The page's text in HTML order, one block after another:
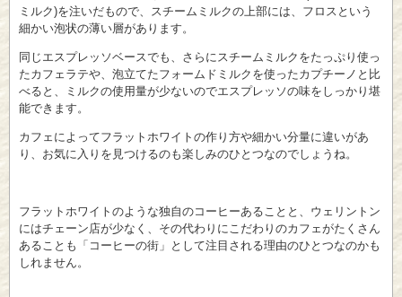
ミルク)を注いだもので、スチームミルクの上部には、フロスという
細かい泡状の薄い層があります。
同じエスプレッソベースでも、さらにスチームミルクをたっぷり使っ
たカフェラテや、泡立てたフォームドミルクを使ったカプチーノと比
べると、ミルクの使用量が少ないのでエスプレッソの味をしっかり堪
能できます。
カフェによってフラットホワイトの作り方や細かい分量に違いがあ
り、お気に入りを見つけるのも楽しみのひとつなのでしょうね。
フラットホワイトのような独自のコーヒーあることと、ウェリントン
にはチェーン店が少なく、その代わりにこだわりのカフェがたくさん
あることも「コーヒーの街」として注目される理由のひとつなのかも
しれません。